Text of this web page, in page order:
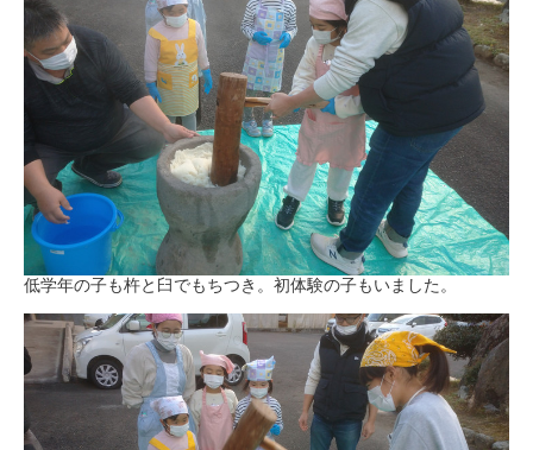
低学年の子も杵と臼でもちつき。初体験の子もいました。